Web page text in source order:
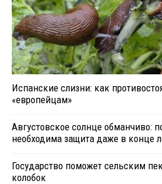
Испанские слизни: как
«европейцам»
Августовское солнце обманчиво:
необходима защита даже в конце
Государство поможет сельским
колобок